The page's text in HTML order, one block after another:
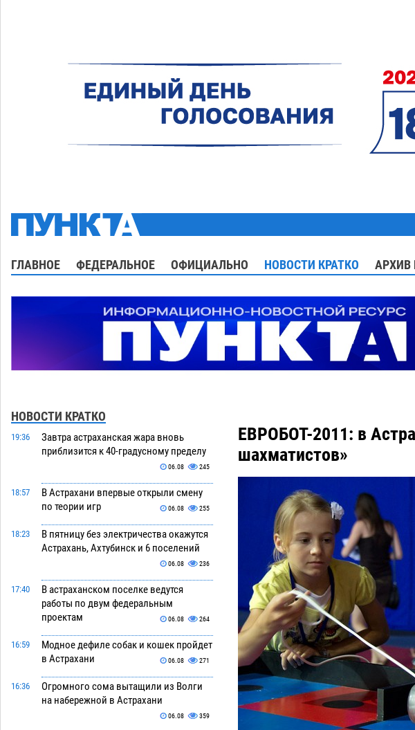
ГЛАВНОЕ ФЕДЕРАЛЬНОЕ ОФИЦИАЛЬНО НОВОСТИ КРАТКО АРХИВ
НОВОСТИ КРАТКО
19:36
Завтра астраханская жара вновь
приблизится к 40-градусному пределу
06.08 245
18:57
В Астрахани впервые открыли смену
по теории игр
06.08 255
18:23
В пятницу без электричества окажутся
Астрахань, Ахтубинск и 6 поселений
06.08 236
17:40
В астраханском поселке ведутся
работы по двум федеральным
проектам
06.08 264
16:59
Модное дефиле собак и кошек пройдет
в Астрахани
06.08 271
16:36
Огромного сома вытащили из Волги
на набережной в Астрахани
06.08 359
ЕВРОБОТ-2011: в
шахматистов»